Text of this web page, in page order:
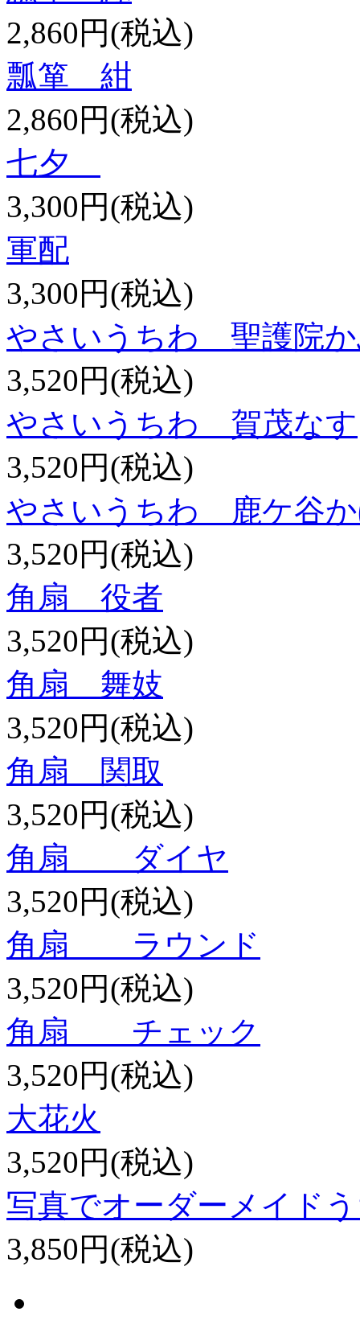
2,860円(税込)
瓢箪 紺
2,860円(税込)
七夕
3,300円(税込)
軍配
3,300円(税込)
やさいうちわ 聖護院
3,520円(税込)
やさいうちわ 賀茂なす
3,520円(税込)
やさいうちわ 鹿ケ谷
3,520円(税込)
角扇 役者
3,520円(税込)
角扇 舞妓
3,520円(税込)
角扇 関取
3,520円(税込)
角扇 ダイヤ
3,520円(税込)
角扇 ラウンド
3,520円(税込)
角扇 チェック
3,520円(税込)
大花火
3,520円(税込)
写真でオーダーメイド
3,850円(税込)